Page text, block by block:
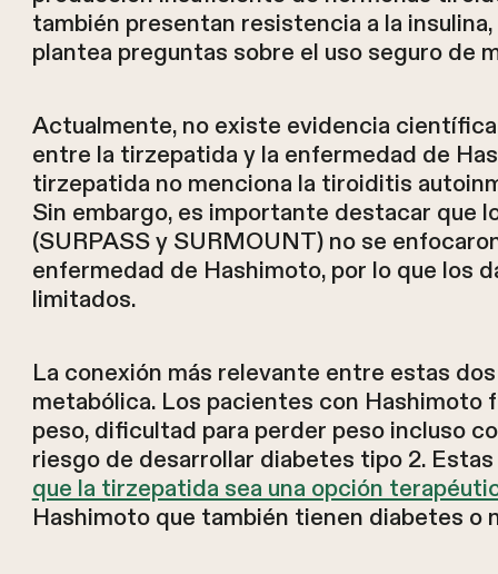
también presentan resistencia a la
plantea preguntas sobre el uso seguro de
Actualmente, no existe evidencia
entre la tirzepatida y la enfermedad de
tirzepatida no menciona la tiroiditis
Sin embargo, es importante destacar que
(SURPASS y SURMOUNT) no se
enfermedad de Hashimoto, por lo que los
limitados.
La conexión más relevante entre estas
metabólica. Los pacientes con
peso, dificultad para perder peso incluso
riesgo de desarrollar diabetes tipo 2.
que la tirzepatida sea una opción
Hashimoto que también tienen diabetes o